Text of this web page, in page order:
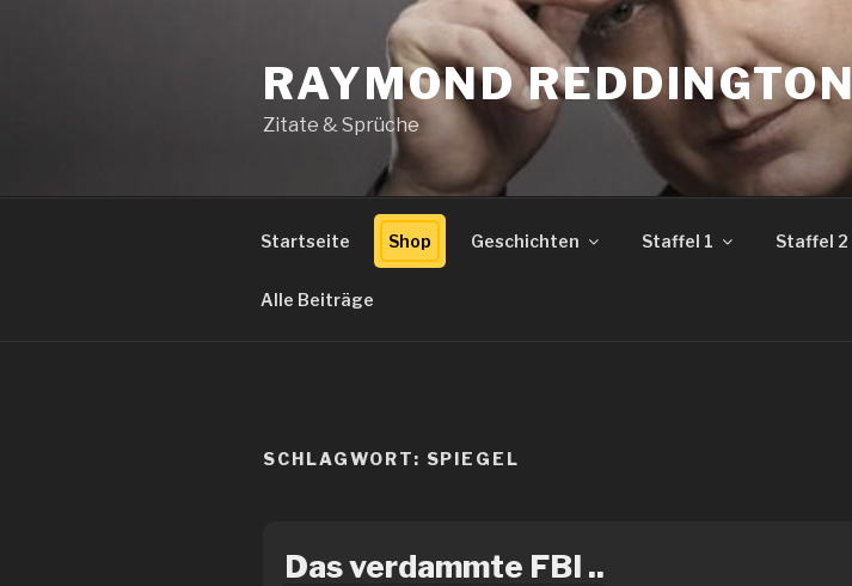
RAYMOND REDDINGTON
Zitate & Sprüche
Startseite Shop Geschichten Staffel 1 Staffel 2
Alle Beiträge
SCHLAGWORT: SPIEGEL
Das verdammte FBI ..